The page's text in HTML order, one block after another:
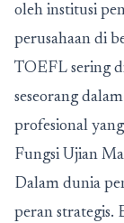
oleh institusi
perusahaan di
TOEFL sering
seseorang
profesional
Fungsi Ujian
Dalam dunia
peran strategis.